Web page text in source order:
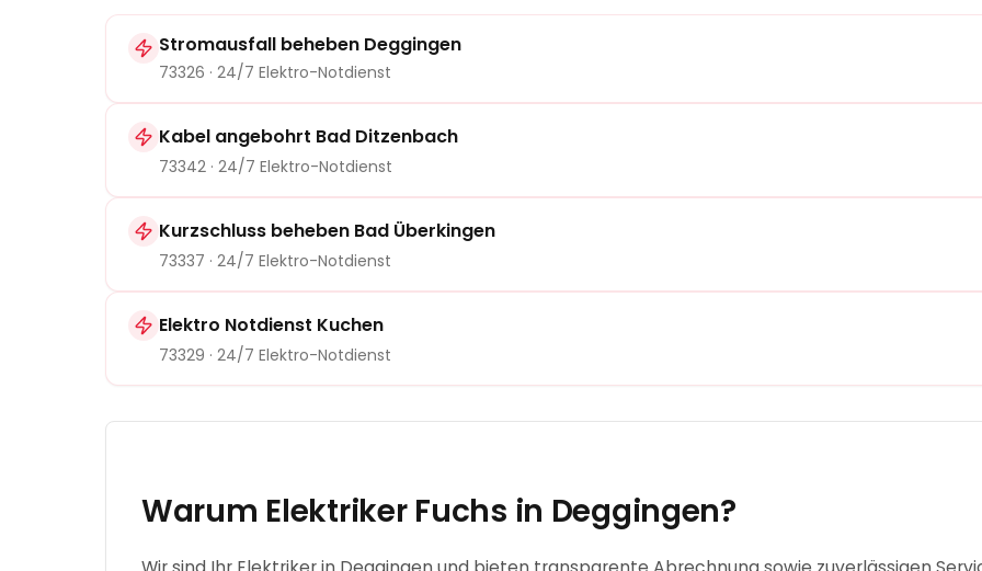
Stromausfall beheben Deggingen
73326 · 24/7 Elektro-Notdienst
Kabel angebohrt Bad Ditzenbach
73342 · 24/7 Elektro-Notdienst
Kurzschluss beheben Bad Überkingen
73337 · 24/7 Elektro-Notdienst
Elektro Notdienst Kuchen
73329 · 24/7 Elektro-Notdienst
Warum Elektriker Fuchs in Deggingen?